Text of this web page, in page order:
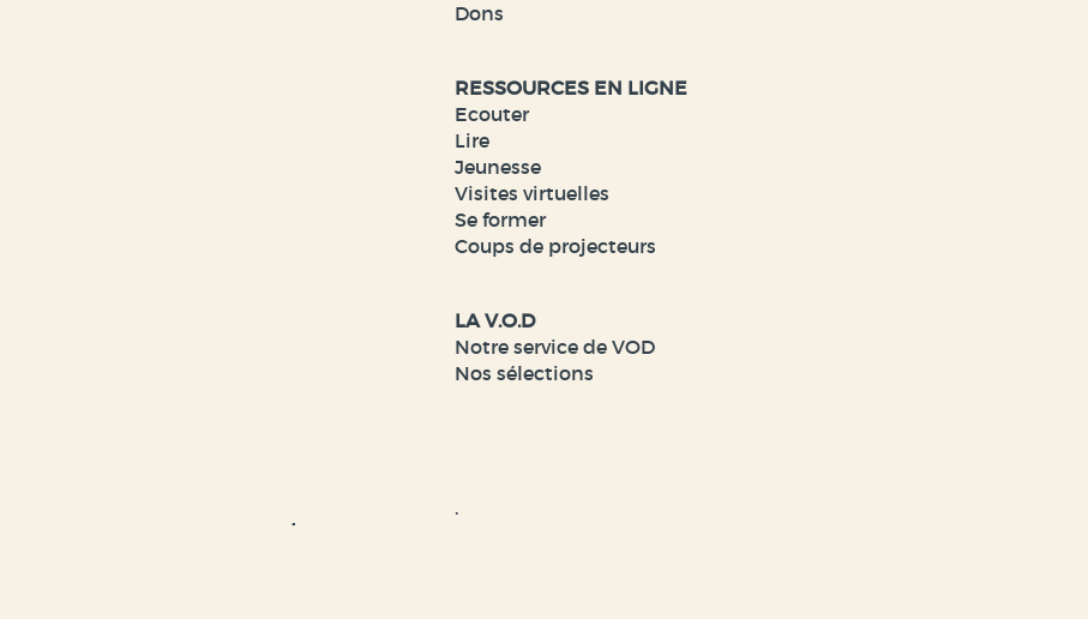
Dons
RESSOURCES EN LIGNE
Ecouter
Lire
Jeunesse
Visites virtuelles
Se former
Coups de projecteurs
LA V.O.D
Notre service de VOD
Nos sélections
. .